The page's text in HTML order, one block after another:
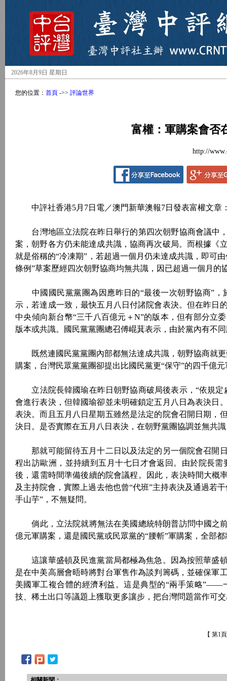
2026年8月9日 星期日
您的位置： 首頁 ->> 評論世界
富權：軍購案會否
http://
中評社香港5月7日電／澳門新華澳報7日發表富權文章
台灣地區立法院在昨日舉行的第四次朝野協商會議中，
案，朝野各方仍未能達成共識，協商再次破局。而根據《
就是俗稱的“冷凍期”，若超過一個月仍未達成共識，即可
條例”草案歷經四次朝野協商均無共識，因已超過一個月
中國國民黨黨團為因應昨日的“最後一次朝野協商”，
示，若達成一致，最快五月八日付諸院會表決。但在昨日
中央傾向新台幣“三千八百億元＋N”的版本，但有部分立
版本或共識。國民黨黨團總召傅崐萁表示，由於黨內有不
既然連國民黨黨團內部都無法達成共識，朝野協商就更
購案，台灣民眾黨黨團卻提出比國民黨更“保守”的四千億
立法院長韓國瑜在昨日朝野協商破局後表示，“依規定
會進行表決，但韓國瑜卻並未明確鎖定五月八日為表決日
表決。而且五月八日星期五雖然是法定的院會召開日期，
決日。是否實際在五月八日表決，在朝野黨團協調並無共
那就可能留待五月十二日以及法定的另一個院會召開
程出訪歐洲，並持續到五月十七日才會返回。由於院長
後，還需時間準備後續的院會議程。因此，表決時間大概
及主持院會，實際上過去他也曾“代班”主持表決及通過若
手山芋”，不無疑問。
倘此，立法院就將無法在美國總統特朗普訪問中國之前
億元軍購案，還是國民黨或民眾黨的“腰斬”軍購案，全部
這讓華盛頓及民進黨當局都極為焦急。因為按照華盛
是在中美高層會晤時將對台軍售作為談判籌碼，並確保軍
美國軍工複合體的經濟利益。這是典型的“兩手策略”——
技、稀土出口等議題上獲取更多讓步，把台灣問題當作可
【 第1